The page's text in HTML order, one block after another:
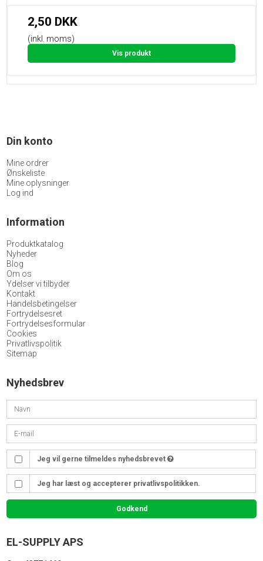
2,50 DKK
(inkl. moms)
Vis produkt
Din konto
Mine ordrer
Ønskeliste
Mine oplysninger
Log ind
Information
Produktkatalog
Nyheder
Blog
Om os
Ydelser vi tilbyder
Kontakt
Handelsbetingelser
Fortrydelsesret
Fortrydelsesformular
Cookies
Privatlivspolitik
Sitemap
Nyhedsbrev
Jeg vil gerne tilmeldes nyhedsbrevet
Jeg har læst og accepterer privatlivspolitikken.
Godkend
EL-SUPPLY APS